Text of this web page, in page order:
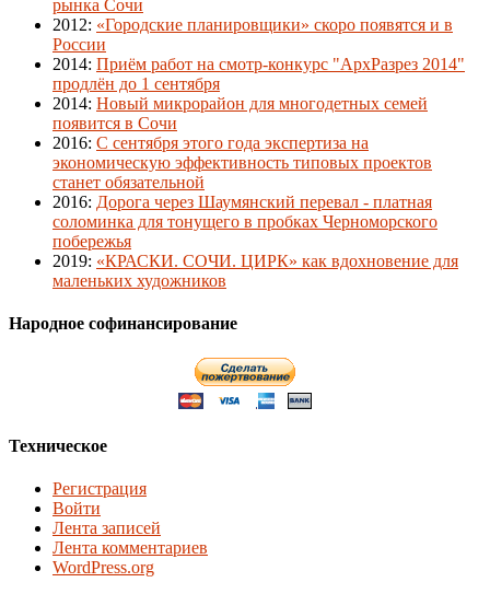
рынка Сочи
2012: «Городские планировщики» скоро появятся и в
России
2014: Приём работ на смотр-конкурс "АрхРазрез 2014"
продлён до 1 сентября
2014: Новый микрорайон для многодетных семей
появится в Сочи
2016: С сентября этого года экспертиза на
экономическую эффективность типовых проектов
станет обязательной
2016: Дорога через Шаумянский перевал - платная
соломинка для тонущего в пробках Черноморского
побережья
2019: «КРАСКИ. СОЧИ. ЦИРК» как вдохновение для
маленьких художников
Народное софинансирование
Техническое
Регистрация
Войти
Лента записей
Лента комментариев
WordPress.org